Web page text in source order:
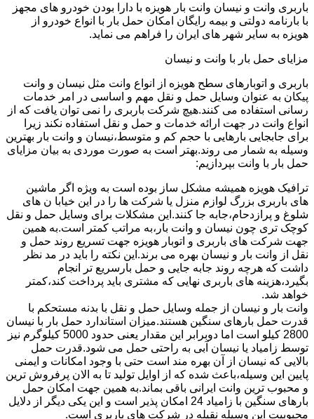
باربری وانت و نیسان وانت بار هویزه با دارا بودن خودرو های مجهز
با بارنامه دولتی و بیمه رایگان امکان حمل بار با انواع خودرو از
هویزه به سایر شهر های ایران را فراهم می نماید.
مزایای حمل بار با وانت و نیسان
باربری و اتوبارهای سطح هویزه از انواع وانت مثل نیسان و وانت
پیکان به عنوان وسایل حمل و نقل مهم و اساسی در امر خدمات
رسانی استفاده می کنند.هیچ شرکت باربری را نمی توان یافت که از
انواع وانت در جهت ارائه خدمات و حمل و نقل استفاده نکند زیرا
برای جابجایی بارهایی با حجم کم و متوسط،نیسان و وانت بار بهترین
وسیله به شمار می روند.بهتر است به صورت موردی به بیان مزایای
حمل بار با وانت بپردازیم:
ترافیک هویزه همیشه مشکل ساز بوده است به ویژه اگر ماشین
های باربری بزرگ لوازم منزل یا شرکت ها را در این خیابا ن های
شلوغ و پرازدحام،جابه جا کنند.این مشکلات برای وسایل حمل و نقل
کوچک تری چون نیسان و وانت بار،به مراتب کمتر است.به همین
جهت شرکت های باربری و اتوبار هویزه جهت تسریع روند حمل و
نقل از وانت بار و نیسان بهره می برند.این نکته را باید در مد نظر
داشت که هرچه روند جابه جایی و حمل بارسریع تر انجام
بگیرد،هزینه های باربری نهایی که مشتری باید پرداخت کند،کمتر
خواهد شد.
وانت بار و نیسان از جمله وسایل حمل و نقل با بدنه مستحکم با
قدرت حمل بارهای سنگین هستند.میزان استاندارد حمل بار با نیسان
2800 کیلو است اما دوبرابر این مقدار یعنی حدود 5000 کیلوگرم نیز
توسط زامیاد یا نیسان آبی به راحتی حمل می شود.قدرت حمل
بالایی که نیسان از آن بهره مند است حتی با وجود امکانات و ایمنی
پایین این وسیله،باعث شده که از اوایل تولید تا به الان پرفروش ترین
و محبوب ترین وانت ایرانی باقی بماند.به همین جهت امکان حمل
بارهای سنگین با زامیاد 24 امکان پذیر است و این یکی دیگر از دلایل
محبوبیت این وسیله نقیله در شرکت های باربری است.